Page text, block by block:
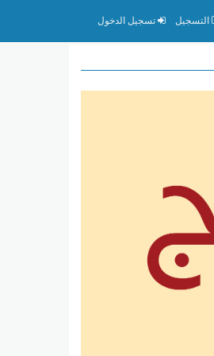
التسجيل تسجيل الدخول